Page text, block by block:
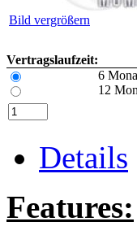
Bild vergrößern
Vertragslaufzeit:
6
12
Details
Features: